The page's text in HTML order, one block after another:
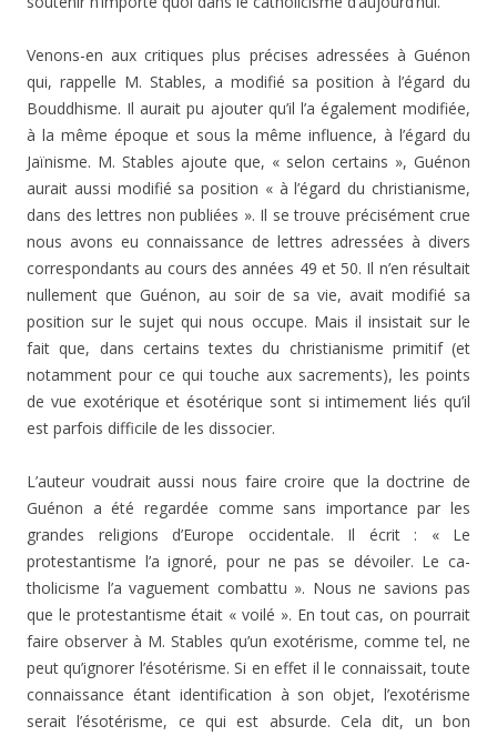
Venons-en aux critiques plus précises adressées à Guénon
qui, rappelle M. Stables, a modifié sa position à l’égard du
Bouddhisme. Il aurait pu ajouter qu’il l’a également modifiée,
à la même époque et sous la même influence, à l’égard du
Jaïnisme. M. Stables ajoute que, « selon cer­tains », Guénon
aurait aussi modifié sa position « à l’égard du christianisme,
dans des lettres non publiées ». Il se trouve précisément crue
nous avons eu connaissance de lettres adressées à divers
correspondants au cours des années 49 et 50. Il n’en résultait
nullement que Guénon, au soir de sa vie, avait modifié sa
position sur le sujet qui nous occupe. Mais il insistait sur le
fait que, dans certains textes du christianisme primitif (et
notamment pour ce qui touche aux sacrements), les points
de vue exotérique et ésotérique sont si intimement liés qu’il
est parfois difficile de les dissocier.
L’auteur voudrait aussi nous faire croire que la doctri­ne de
Guénon a été regardée comme sans importance par les
grandes religions d’Europe occidentale. Il écrit : « Le
protestantisme l’a ignoré, pour ne pas se dévoiler. Le ca­
tholicisme l’a vaguement combattu ». Nous ne savions pas
que le protestantisme était « voilé ». En tout cas, on pour­rait
faire observer à M. Stables qu’un exotérisme, comme tel, ne
peut qu’ignorer l’ésotérisme. Si en effet il le con­naissait, toute
connaissance étant identification à son ob­jet, l’exotérisme
serait l’ésotérisme, ce qui est absurde. Cela dit, un bon